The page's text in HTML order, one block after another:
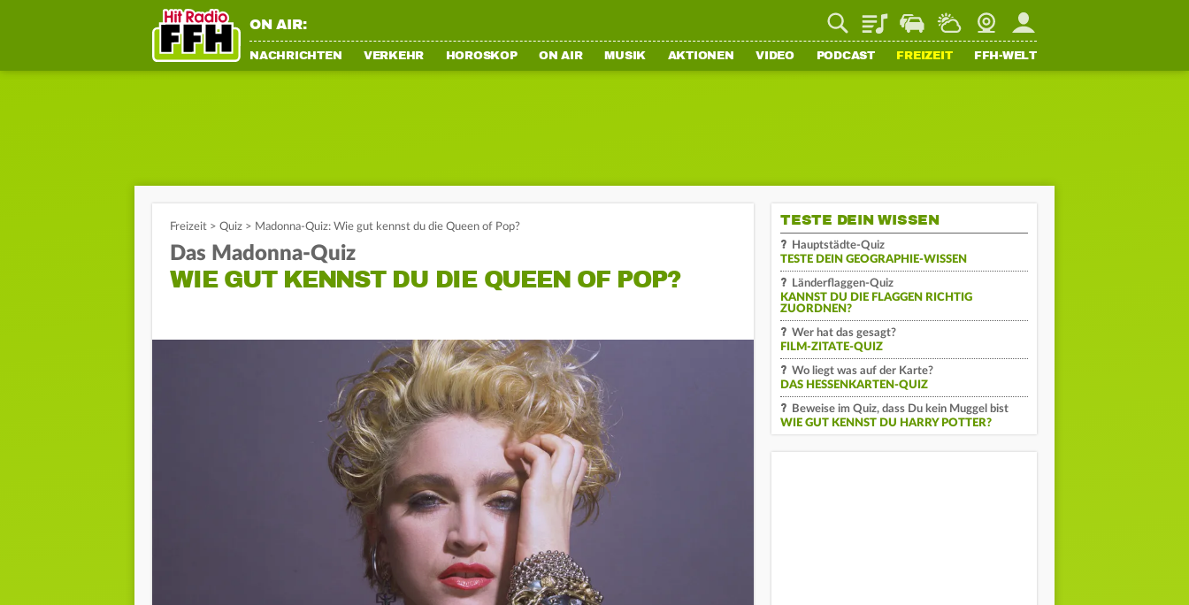
ON AIR: PlaylistStaupilotWetterWebcamMein FFH
NACHRICHTEN VERKEHR HOROSKOP ON AIR MUSIK AKTIONEN VIDEO PODCAST FREIZEIT FFH-WELT
Freizeit > Quiz > Madonna-Quiz: Wie gut kennst du die Queen of Pop?
Das Madonna-Quiz
WIE GUT KENNST DU DIE QUEEN OF POP?
TESTE DEIN WISSEN
Hauptstädte-Quiz
TESTE DEIN GEOGRAPHIE-WISSEN
Länderflaggen-Quiz
KANNST DU DIE FLAGGEN RICHTIG
ZUORDNEN?
Wer hat das gesagt?
FILM-ZITATE-QUIZ
Wo liegt was auf der Karte?
DAS HESSENKARTEN-QUIZ
Beweise im Quiz, dass Du kein Muggel bist
WIE GUT KENNST DU HARRY POTTER?